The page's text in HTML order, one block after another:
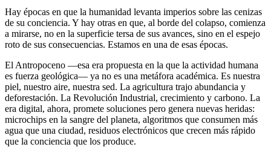
Hay épocas en que la humanidad levanta imperios sobre las cenizas
de su conciencia. Y hay otras en que, al borde del colapso, comienza
a mirarse, no en la superficie tersa de sus avances, sino en el espejo
roto de sus consecuencias. Estamos en una de esas épocas.
El Antropoceno —esa era propuesta en la que la actividad humana
es fuerza geológica— ya no es una metáfora académica. Es nuestra
piel, nuestro aire, nuestra sed. La agricultura trajo abundancia y
deforestación. La Revolución Industrial, crecimiento y carbono. La
era digital, ahora, promete soluciones pero genera nuevas heridas:
microchips en la sangre del planeta, algoritmos que consumen más
agua que una ciudad, residuos electrónicos que crecen más rápido
que la conciencia que los produce.